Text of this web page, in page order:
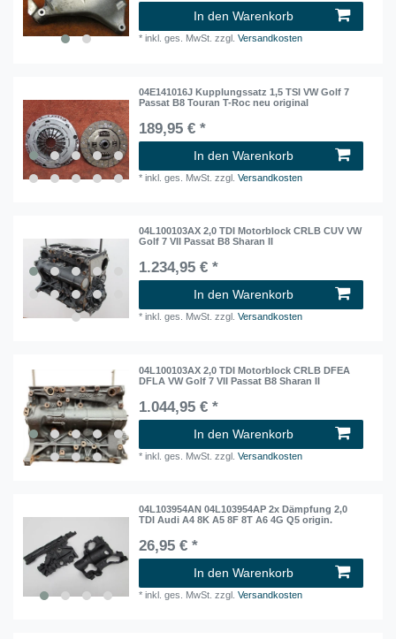
In den Warenkorb
*inkl. ges. MwSt. zzgl.Versandkosten
04E141016J Kupplungssatz 1,5 TSI VW Golf 7
Passat B8 Touran T-Roc neu original
189,95 € *
In den Warenkorb
*inkl. ges. MwSt. zzgl.Versandkosten
04L100103AX 2,0 TDI Motorblock CRLB CUV VW
Golf 7 VII Passat B8 Sharan II
1.234,95 € *
In den Warenkorb
*inkl. ges. MwSt. zzgl.Versandkosten
04L100103AX 2,0 TDI Motorblock CRLB DFEA
DFLA VW Golf 7 VII Passat B8 Sharan II
1.044,95 € *
In den Warenkorb
*inkl. ges. MwSt. zzgl.Versandkosten
04L103954AN 04L103954AP 2x Dämpfung 2,0
TDI Audi A4 8K A5 8F 8T A6 4G Q5 origin.
26,95 € *
In den Warenkorb
*inkl. ges. MwSt. zzgl.Versandkosten